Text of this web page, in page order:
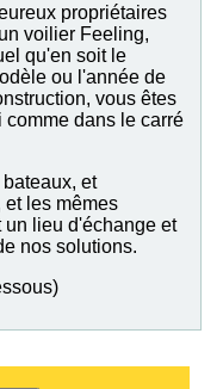
propriétaires
voilier Feeling,
qu'en soit le
ou l'année de
vous êtes
comme dans le carré
et
et les mêmes
un lieu d'échange et
nos solutions.